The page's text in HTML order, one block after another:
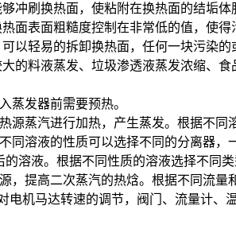
刷换热面，使粘附在换热面的结垢体
表面粗糙度控制在非常低的值，使得
轻易的拆卸换热面，任何一块污染的
料液蒸发、垃圾渗透液蒸发浓缩、食
发器前需要预热。
蒸汽进行加热，产生蒸发。根据不同
溶液的性质可以选择不同的分离器，
液。根据不同性质的溶液选择不同类
提高二次蒸汽的热焓。根据不同流量
机马达转速的调节，阀门、流量计、